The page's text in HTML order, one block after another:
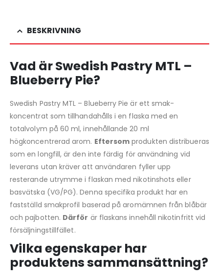
BESKRIVNING
Vad är Swedish Pastry MTL –
Blueberry Pie?
Swedish Pastry MTL – Blueberry Pie är ett smak-
koncentrat som tillhandahålls i en flaska med en
totalvolym på 60 ml, innehållande 20 ml
högkoncentrerad arom. Eftersom produkten distribueras
som en longfill, är den inte färdig för användning vid
leverans utan kräver att användaren fyller upp
resterande utrymme i flaskan med nikotinshots eller
basvätska (VG/PG). Denna specifika produkt har en
fastställd smakprofil baserad på aromämnen från blåbär
och pajbotten. Därför är flaskans innehåll nikotinfritt vid
försäljningstillfället.
Vilka egenskaper har
produktens sammansättning?